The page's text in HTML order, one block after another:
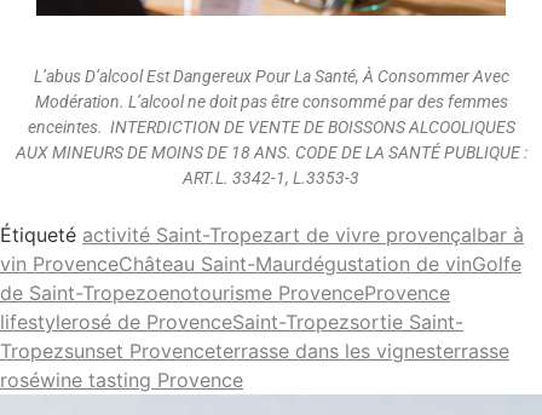
L’abus D’alcool Est Dangereux Pour La Santé, À Consommer Avec
Modération. L’alcool ne doit pas être consommé par des femmes
enceintes. INTERDICTION DE VENTE DE BOISSONS ALCOOLIQUES
AUX MINEURS DE MOINS DE 18 ANS. CODE DE LA SANTÉ PUBLIQUE :
ART.L. 3342-1, L.3353-3
Étiqueté activité Saint-Tropezart de vivre provençalbar à
vin ProvenceChâteau Saint-Maurdégustation de vinGolfe
de Saint-Tropezoenotourisme ProvenceProvence
lifestylerosé de ProvenceSaint-Tropezsortie Saint-
Tropezsunset Provenceterrasse dans les vignesterrasse
roséwine tasting Provence